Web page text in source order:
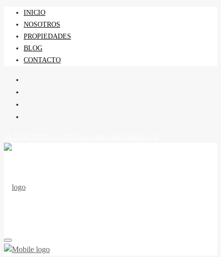
INICIO
NOSOTROS
PROPIEDADES
BLOG
CONTACTO